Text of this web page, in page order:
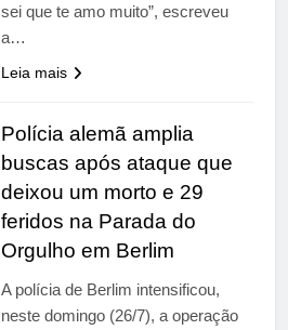
sei que te amo muito”, escreveu
a…
Leia mais
Polícia alemã amplia
buscas após ataque que
deixou um morto e 29
feridos na Parada do
Orgulho em Berlim
A polícia de Berlim intensificou,
neste domingo (26/7), a operação